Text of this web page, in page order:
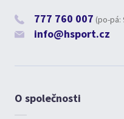
777 760 007 (po-pá:
info@hsport.cz
O společnosti